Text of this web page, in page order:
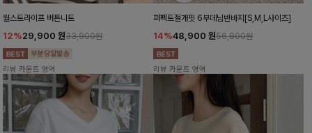
월스트라이프 버튼니트
12%29,900 원33,900원
리뷰 카운트 영역
퍼펙트절개핏 6부데님반바지[S,M,L사이즈]
14%48,900 원56,800원
리뷰 카운트 영역